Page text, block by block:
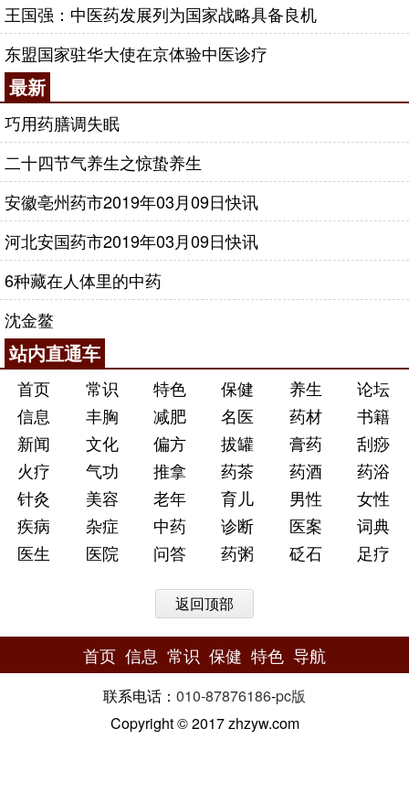
王国强：中医药发展列为国家战略具备良机
东盟国家驻华大使在京体验中医诊疗
最新
巧用药膳调失眠
二十四节气养生之惊蛰养生
安徽亳州药市2019年03月09日快讯
河北安国药市2019年03月09日快讯
6种藏在人体里的中药
沈金鳌
站内直通车
首页 常识 特色 保健 养生
论坛
信息
丰胸 减肥 名医 药材
书籍
新闻
文化 偏方 拔罐 膏药
刮痧
火疗
气功 推拿 药茶 药酒
药浴
针灸
美容 老年 育儿 男性
女性
疾病
杂症 中药 诊断 医案
词典
医生
医院 问答 药粥 砭石 足疗
返回顶部
首页 信息 常识 保健 特色 导航
联系电话： 010-87876186-pc版
Copyright © 2017 zhzyw.com